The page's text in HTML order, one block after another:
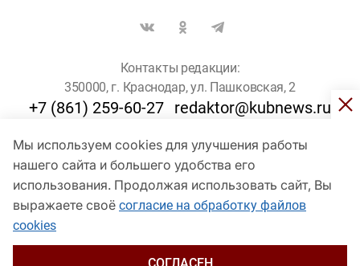
Мы используем cookies для улучшения работы
нашего сайта и большего удобства его
использования. Продолжая использовать сайт, Вы
выражаете своё согласие на обработку файлов
cookies
Контакты редакции:
350000, г. Краснодар, ул. Пашковская, 2
+7 (861) 259-60-27 redaktor@kubnews.ru
Для пользователей старше 16 лет
© Кубанские Новости, 2017
Сетевое издание «kubnews» зарегистрировано Федеральной
службой по надзору в сфере связи, информационных технологий
и массовых коммуникаций (Роскомнадзор). Регистрационный